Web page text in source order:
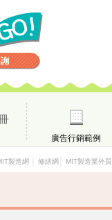
廣告行銷範例
製造網 修繕網 MIT製造業外